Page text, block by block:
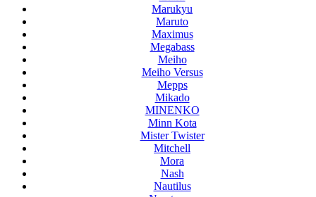
Marukyu
Maruto
Maximus
Megabass
Meiho
Meiho Versus
Mepps
Mikado
MINENKO
Minn Kota
Mister Twister
Mitchell
Mora
Nash
Nautilus